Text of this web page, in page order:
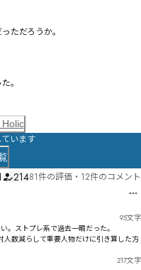
ただろうか。
。
います
21481件の評価 ・ 12件のコメント
95文字
。ストプレ系で過去一暇だった。
数減らして重要人物だけに引き算した方
217文字